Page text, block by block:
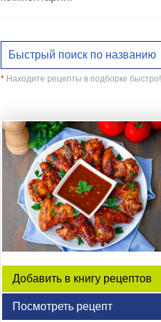
* Находите рецепты в подборке
Добавить в книгу рецептов
Посмотреть рецепт